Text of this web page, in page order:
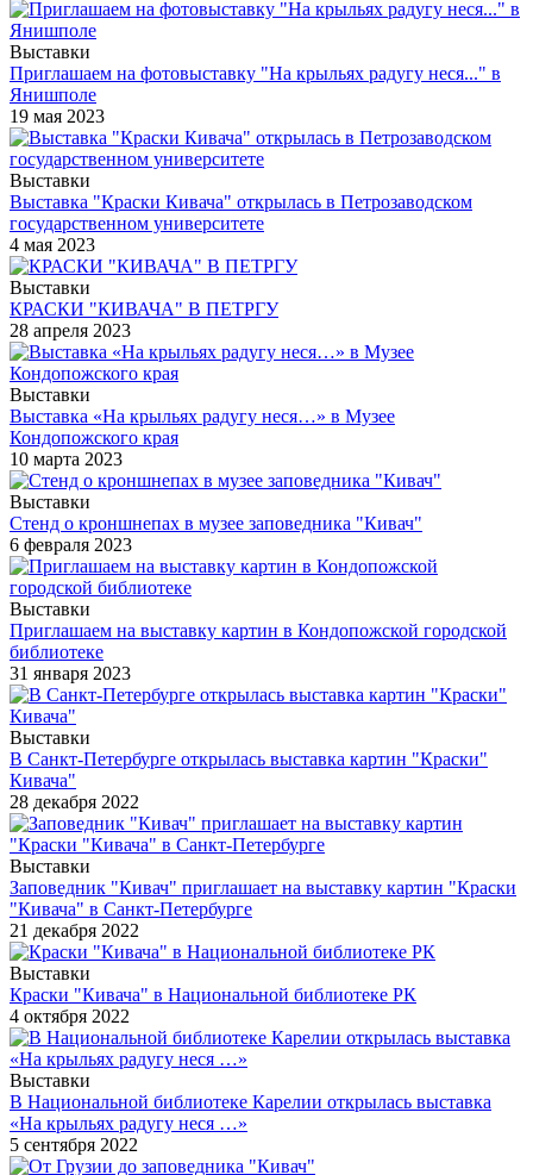
Выставки
Приглашаем на фотовыставку "На крыльях радугу неся..." в
Янишполе
19 мая 2023
Выставки
Выставка "Краски Кивача" открылась в Петрозаводском
государственном университете
4 мая 2023
Выставки
КРАСКИ "КИВАЧА" В ПЕТРГУ
28 апреля 2023
Выставки
Выставка «На крыльях радугу неся…» в Музее
Кондопожского края
10 марта 2023
Выставки
Стенд о кроншнепах в музее заповедника "Кивач"
6 февраля 2023
Выставки
Приглашаем на выставку картин в Кондопожской городской
библиотеке
31 января 2023
Выставки
В Санкт-Петербурге открылась выставка картин "Краски"
Кивача"
28 декабря 2022
Выставки
Заповедник "Кивач" приглашает на выставку картин "Краски
"Кивача" в Санкт-Петербурге
21 декабря 2022
Выставки
Краски "Кивача" в Национальной библиотеке РК
4 октября 2022
Выставки
В Национальной библиотеке Карелии открылась выставка
«На крыльях радугу неся …»
5 сентября 2022